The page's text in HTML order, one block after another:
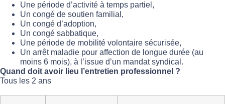
Une période d’activité à temps partiel,
Un congé de soutien familial,
Un congé d’adoption,
Un congé sabbatique,
Une période de mobilité volontaire sécurisée,
Un arrêt maladie pour affection de longue durée (au
moins 6 mois), à l’issue d’un mandat syndical.
Quand doit avoir lieu l’entretien professionnel ?
Tous les 2 ans